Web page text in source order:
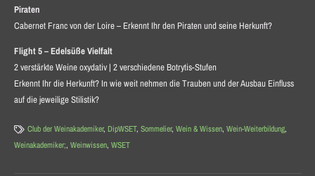
Piraten
Cabernet Franc von der Loire – Erkennt Ihr den Piraten und seine Herkunft?
Flight 5 – Edelsüße Vielfalt
2 verstärkte Weine oxydativ | 2 verschiedene Botrytis-Stufen
Erkennt Ihr die Herkunft? In wie weit nehmen die Trauben und der Ausbau Einfluss
auf die jeweilige Stilistik?
Club der Weinakademiker,DipWSET,Sommelier,Wein & Wissen,Wein-Weiterbildung,
Weinakademiker;, Weinwissen, WSET